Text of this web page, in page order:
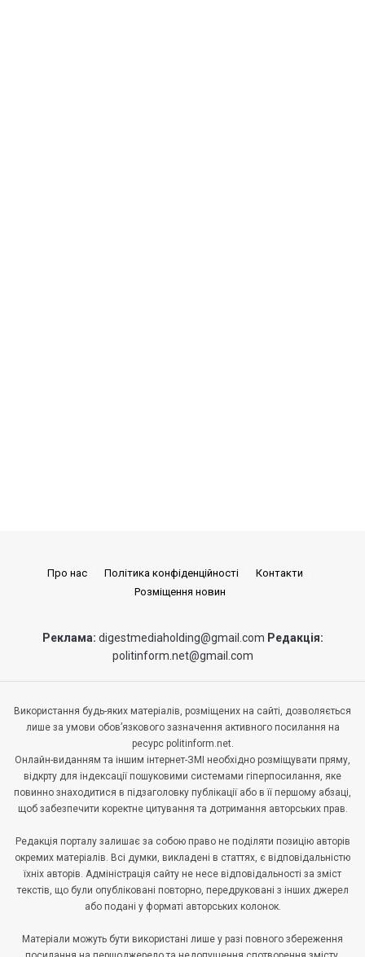
Про нас Політика конфіденційності
Контакти
Розміщення новин
Реклама: digestmediaholding@gmail.com Редакція:
politinform.net@gmail.com
Використання будь-яких матеріалів, розміщених на сайті, дозволяється
лише за умови обов’язкового зазначення активного посилання на
ресурс politinform.net.
Онлайн-виданням та іншим інтернет-ЗМІ необхідно розміщувати пряму,
відкрту для індексації пошуковими системами гіперпосилання, яке
повинно знаходитися в підзаголовку публікації або в її першому абзаці,
щоб забезпечити коректне цитування та дотримання авторських прав.
Редакція порталу залишає за собою право не поділяти позицію авторів
окремих матеріалів. Всі думки, викладені в статтях, є відповідальністю
їхніх авторів. Адміністрація сайту не несе відповідальності за зміст
текстів, що були опубліковані повторно, передруковані з інших джерел
або подані у форматі авторських колонок.
Матеріали можуть бути використані лише у разі повного збереження